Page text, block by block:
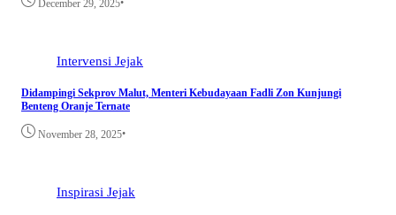
December 29, 2025•
Intervensi Jejak
Didampingi Sekprov Malut, Menteri Kebudayaan Fadli Zon Kunjungi
Benteng Oranje Ternate
November 28, 2025•
Inspirasi Jejak